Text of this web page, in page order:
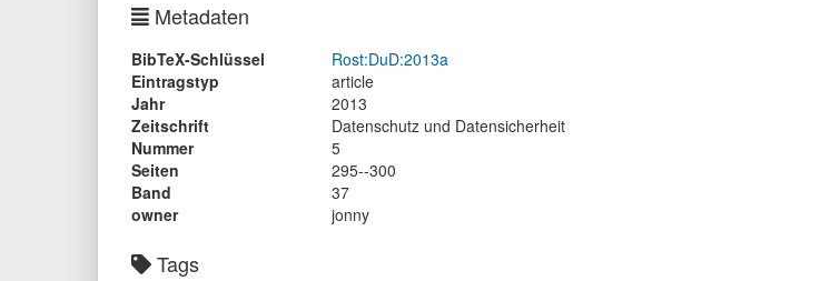
Metadaten
BibTeX-Schlüssel
Rost:DuD:2013a
Eintragstyp
article
Jahr
2013
Zeitschrift
Datenschutz und Datensicherheit
Nummer
5
Seiten
295--300
Band
37
owner
jonny
Tags